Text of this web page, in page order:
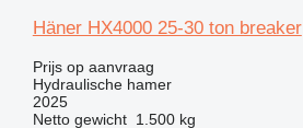
Häner HX4000 25-30 ton breaker
Prijs op aanvraag
Hydraulische hamer
2025
Netto gewicht 1.500 kg